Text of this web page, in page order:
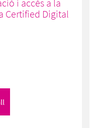
i accés a la
Certified Digital